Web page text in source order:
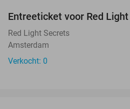
TODAY
Entreeticket voor Red
Red Light Secrets
Amsterdam
Verkocht: 0